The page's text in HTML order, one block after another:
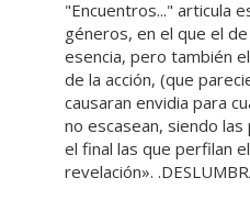
"Encuentros..." articula
géneros, en el que el
esencia, pero también
de la acción, (que
causaran envidia para
no escasean, siendo
el final las que perfilan
revelación».